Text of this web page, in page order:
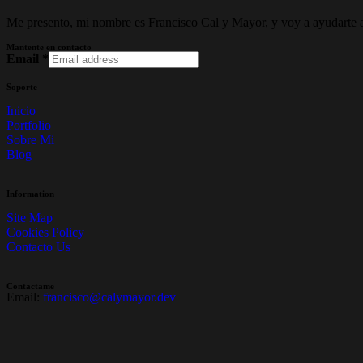
Me presento, mi nombre es Francisco Cal y Mayor, y voy a
Mantente en contacto
Email *
Soporte
Inicio
Portfolio
Sobre Mi
Blog
Information
Site Map
Cookies Policy
Contacto Us
Contactame
Email: francisco@calymayor.dev